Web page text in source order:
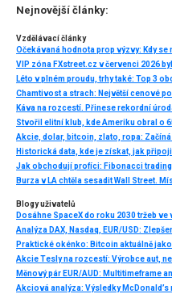
několik příkladů nejznámějších z nich.
Nejnovější články:
Vzdělávací články
Očekávaná hodnota prop výzvy: Kdy se
VIP zóna FXstreet.cz v červenci 2026
Káva na rozcestí. Přinese rekordní
Akcie, dolar, bitcoin, zlato, ropa:
Blogy uživatelů
Dosáhne SpaceX do roku 2030 tržeb
Akcie Tesly na rozcestí: Výrobce aut,
Měnový pár EUR/AUD: Multitimeframe